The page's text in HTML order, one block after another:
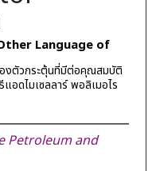
Language of
องตัวกระตุ้นที่มีต่อคุณสมบัติ
อดไมเซลลาร์ พอลิเมอไร
Petroleum and